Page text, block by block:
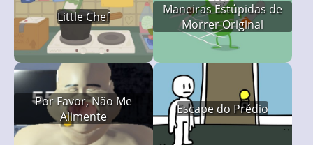
Little Chef
Maneiras Estúpidas de
Morrer Original
Por Favor, Não Me
Alimente
Escape do Prédio